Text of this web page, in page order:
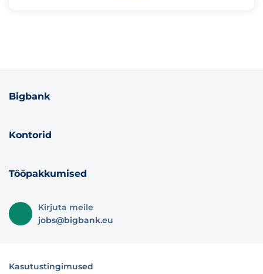
Bigbank
Kontorid
Tööpakkumised
Kirjuta meile
jobs@bigbank.eu
Kasutustingimused